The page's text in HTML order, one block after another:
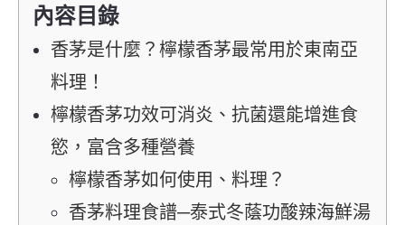
內容目錄
香茅是什麼？檸檬香茅最常用於東南亞
料理！
檸檬香茅功效可消炎、抗菌還能增進食
慾，富含多種營養
檸檬香茅如何使用、料理？
香茅料理食譜─泰式冬蔭功酸辣海鮮湯